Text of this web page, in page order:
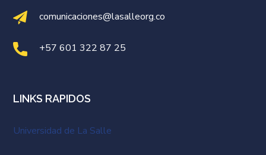
comunicaciones@lasalleorg.co
+57 601 322 87 25
LINKS RAPIDOS
Universidad de La Salle